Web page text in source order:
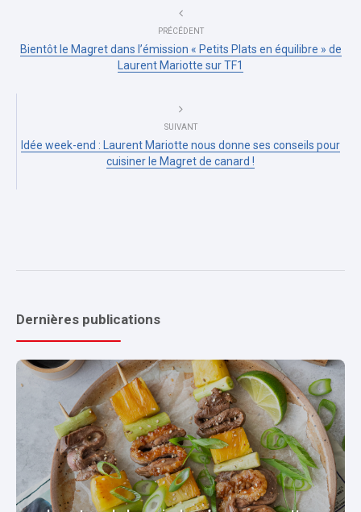
PRÉCÉDENT
Bientôt le Magret dans l’émission « Petits Plats en équilibre » de
Laurent Mariotte sur TF1
SUIVANT
Idée week-end : Laurent Mariotte nous donne ses conseils pour
cuisiner le Magret de canard !
Dernières publications